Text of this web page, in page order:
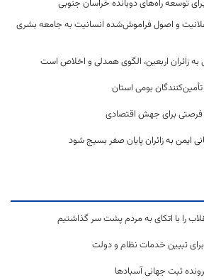
و اصول فراموش‌شده انسانیت به جامعه بشری
زائران اربعین، الگوی همدلی و اخلاص است
تأمین‌کنندگان بومی استان
برای جهش اقتصادی
به زائران پایان صفر بسیج شود
را با اتکای به مردم پشت سر گذاشتیم
تبیین خدمات نظام و دولت
ثبت جهانی آسبادها